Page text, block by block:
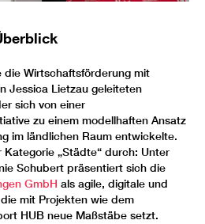
die Wirtschaftsförderung mit
Jessica Lietzau geleiteten
sich von einer
zu einem modellhaften Ansatz
im ländlichen Raum entwickelte.
„Städte“ durch: Unter
Schubert präsentiert sich die
GmbH als agile, digitale und
mit Projekten wie dem
HUB neue Maßstäbe setzt.